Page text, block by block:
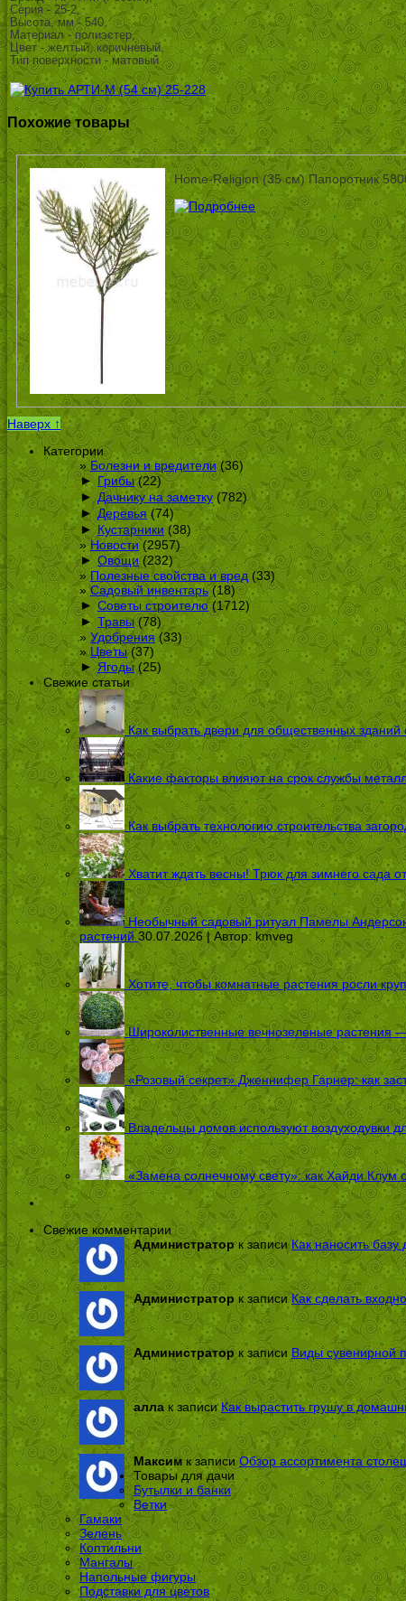
Серия - 25-2,
Высота, мм - 540,
Материал - полиэстер,
Цвет - желтый, коричневый,
Тип поверхности - матовый
Похожие товары
Home-Religion (35 см) Папоротник
Наверх ↑
Категории
Болезни и вредители(36)
► Грибы(22)
► Дачнику на заметку(782)
► Деревья (74)
► Кустарники (38)
Новости (2957)
► Овощи(232)
Полезные свойства и вред (33)
Садовый инвентарь(18)
► Советы строителю(1712)
► Травы(78)
Удобрения(33)
Цветы(37)
► Ягоды(25)
Свежие статьи
Как выбрать двери для общественных
Какие факторы влияют на срок службы
Как выбрать технологию строительства
Хватит ждать весны! Трюк для зимнего сада
Необычный садовый ритуал Памелы Андерсон
растений 30.07.2026 | Автор: kmveg
Хотите, чтобы комнатные растения росли
Широколиственные вечнозеленые растения
«Розовый секрет» Дженнифер Гарнер: как
Владельцы домов используют воздуходувки
«Замена солнечному свету»: как Хайди Клум
Свежие комментарии
Администраторк записиКак наносить базу
Администраторк записиКак сделать
Администраторк записи Виды сувенирной
алла к записиКак вырастить грушу в
Максимк записиОбзор ассортимента
Товары для дачи
Бутылки и банки
Ветки
Гамаки
Зелень
Коптильни
Мангалы
Напольные фигуры
Подставки для цветов